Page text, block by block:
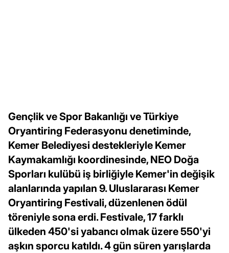
Gençlik ve Spor Bakanlığı ve Türkiye
Oryantiring Federasyonu denetiminde,
Kemer Belediyesi destekleriyle Kemer
Kaymakamlığı koordinesinde, NEO Doğa
Sporları kulübü iş birliğiyle Kemer'in değişik
alanlarında yapılan 9. Uluslararası Kemer
Oryantiring Festivali, düzenlenen ödül
töreniyle sona erdi. Festivale, 17 farklı
ülkeden 450'si yabancı olmak üzere 550'yi
aşkın sporcu katıldı. 4 gün süren yarışlarda